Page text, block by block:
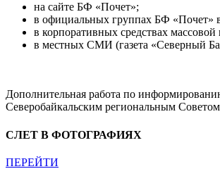
на сайте БФ «Почет»;
в официальных группах БФ «Почет»
в корпоративных средствах
в местных СМИ (газета «Северный
Дополнительная работа по
Северобайкальским региональным
СЛЕТ В ФОТОГРАФИЯХ
ПЕРЕЙТИ